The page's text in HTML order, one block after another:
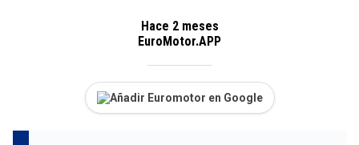
Hace 2 meses
EuroMotor.APP
Añadir Euromotor en Google